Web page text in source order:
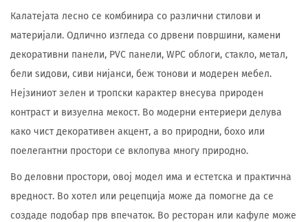
Калатејата лесно се комбинира со различни стилови и
материјали. Одлично изгледа со дрвени површини, камени
декоративни панели, PVC панели, WPC облоги, стакло, метал,
бели ѕидови, сиви нијанси, беж тонови и модерен мебел.
Нејзиниот зелен и тропски карактер внесува природен
контраст и визуелна мекост. Во модерни ентериери делува
како чист декоративен акцент, а во природни, бохо или
поелегантни простори се вклопува многу природно.
Во деловни простори, овој модел има и естетска и практична
вредност. Во хотел или рецепција може да помогне да се
создаде подобар прв впечаток. Во ресторан или кафуле може